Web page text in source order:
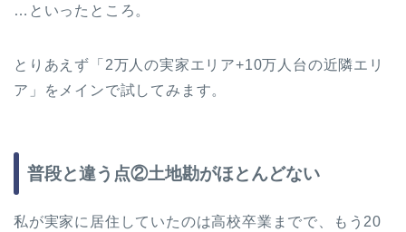
…といったところ。
とりあえず「2万人の実家エリア+10万人台の近隣エリ
ア」をメインで試してみます。
普段と違う点②土地勘がほとんどない
私が実家に居住していたのは高校卒業までで、もう20